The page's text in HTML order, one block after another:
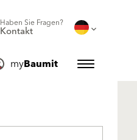
Haben Sie Fragen?
Kontakt
myBaumit